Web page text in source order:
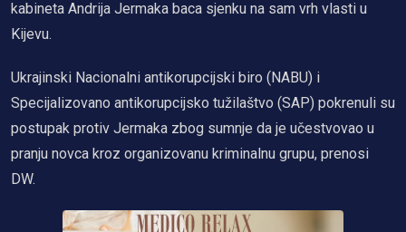
kabineta Andrija Jermaka baca sjenku na sam vrh vlasti u
Kijevu.
Ukrajinski Nacionalni antikorupcijski biro (NABU) i
Specijalizovano antikorupcijsko tužilaštvo (SAP) pokrenuli su
postupak protiv Jermaka zbog sumnje da je učestvovao u
pranju novca kroz organizovanu kriminalnu grupu, prenosi
DW.